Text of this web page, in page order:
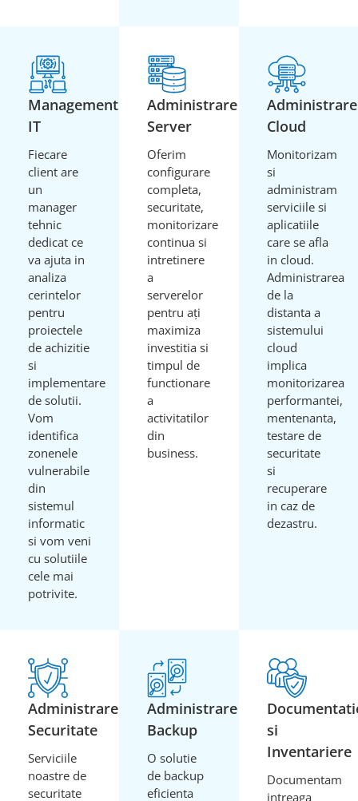
Management
IT
Fiecare
client are
un
manager
tehnic
dedicat ce
va ajuta in
analiza
cerintelor
pentru
proiectele
de achizitie
si
implementare
de solutii.
Vom
identifica
zonenele
vulnerabile
din
sistemul
informatic
si vom veni
cu solutiile
cele mai
potrivite.
Administrare
Server
Oferim
configurare
completa,
securitate,
monitorizare
continua si
intretinere
a
serverelor
pentru ați
maximiza
investitia si
timpul de
functionare
a
activitatilor
din
business.
Administrare
Cloud
Monitorizam
si
administram
serviciile si
aplicatiile
care se afla
in cloud.
Administrarea
de la
distanta a
sistemului
cloud
implica
monitorizarea
performantei,
mentenanta,
testare de
securitate
si
recuperare
in caz de
dezastru.
Administrare
Securitate
Serviciile
noastre de
securitate
Administrare
Backup
O solutie
de backup
eficienta
si
Inventariere
Documentam
intreaga